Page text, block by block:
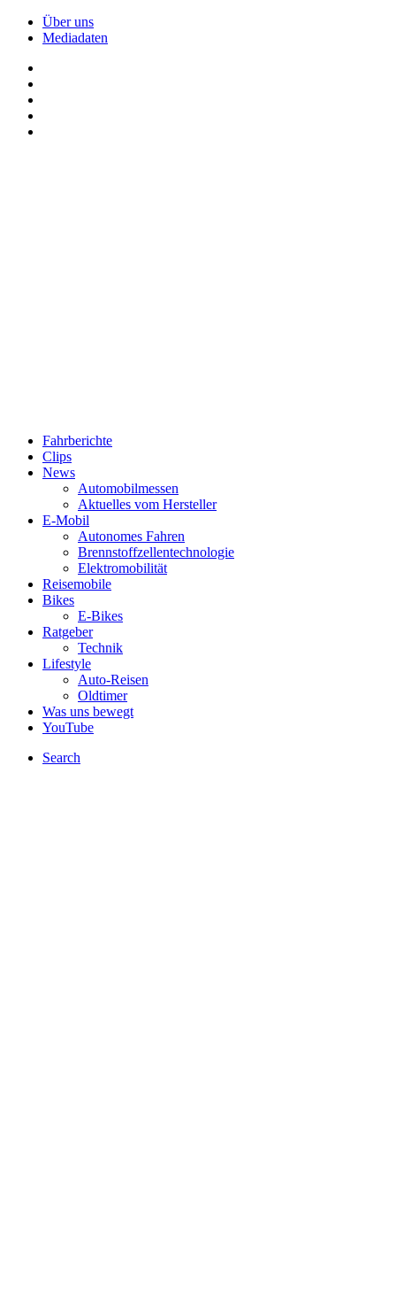
Über uns
Mediadaten
Fahrberichte
Clips
News
Automobilmessen
Aktuelles vom Hersteller
E-Mobil
Autonomes Fahren
Brennstoffzellentechnologie
Elektromobilität
Reisemobile
Bikes
E-Bikes
Ratgeber
Technik
Lifestyle
Auto-Reisen
Oldtimer
Was uns bewegt
YouTube
Search